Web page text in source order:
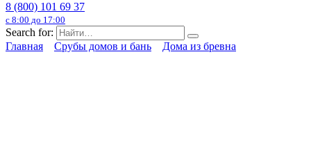
8 (800) 101 69 37
с 8:00 до 17:00
Search for:
Главная
Срубы домов и бань Дома из бревна